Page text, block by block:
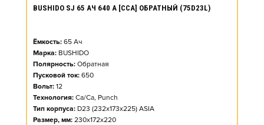
BUSHIDO SJ 65 АЧ 640 А [CCA] ОБРАТНЫЙ (75D23L)
Ёмкость: 65 Ач
Марка: BUSHIDO
Полярность: Обратная
Пусковой ток: 650
Вольт: 12
Технология: Ca/Ca, Punch
Тип корпуса: D23 (232x173x225) ASIA
Размер, мм: 230x172x220